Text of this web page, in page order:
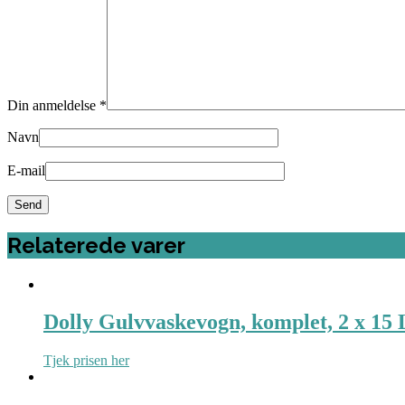
Din anmeldelse *
Navn
E-mail
Relaterede varer
Dolly Gulvvaskevogn, komplet, 2 x 15
Tjek prisen her